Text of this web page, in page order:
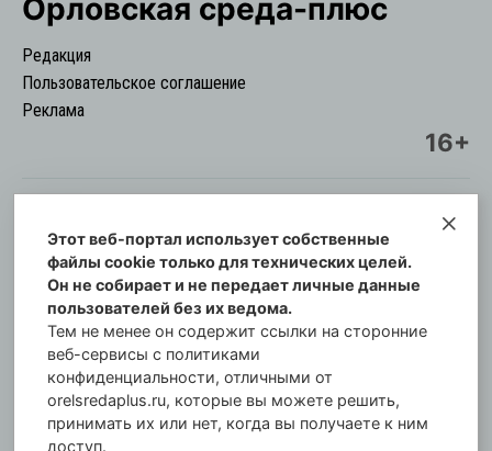
Орловская cреда-плюс
Редакция
Пользовательское соглашение
Реклама
16+
© Информационный городской портал
Орловская cреда-плюс, 2021-2026
Свидетельство о регистрации СМИ: ПИ №57-
00254 от 29 октября 2013 г.
Газета зарегистрирована Управлением
Федеральной службы по надзору в сфере связи,
информационных технологий и массовых
коммуникаций по Орловской области.
Этот веб-портал использует собственные
файлы cookie только для технических целей.
Он не собирает и не передает личные данные
пользователей без их ведома.
Тем не менее он содержит ссылки на сторонние
веб-сервисы с политиками
конфиденциальности, отличными от
orelsredaplus.ru, которые вы можете решить,
принимать их или нет, когда вы получаете к ним
доступ.